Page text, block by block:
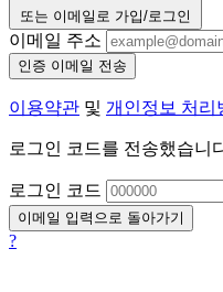
또는 이메일로 가입/로그인
이메일 주소
인증 이메일 전송
이용약관 및 개인정보 처리
로그인 코드를 전송했습니
로그인 코드
이메일 입력으로 돌아가기
?